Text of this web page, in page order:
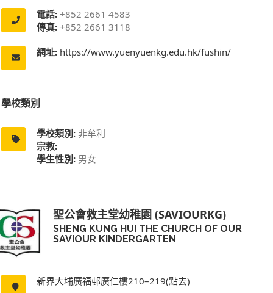
電話: +852 2661 4583
傳真: +852 2661 3118
網址: https://www.yuenyuenkg.edu.hk/fushin/
學校類別
學校類別: 非牟利
宗教:
學生性別: 男女
聖公會救主堂幼稚園 (SAVIOURKG)
SHENG KUNG HUI THE CHURCH OF OUR
SAVIOUR KINDERGARTEN
新界大埔廣福邨廣仁樓210–219(點去)